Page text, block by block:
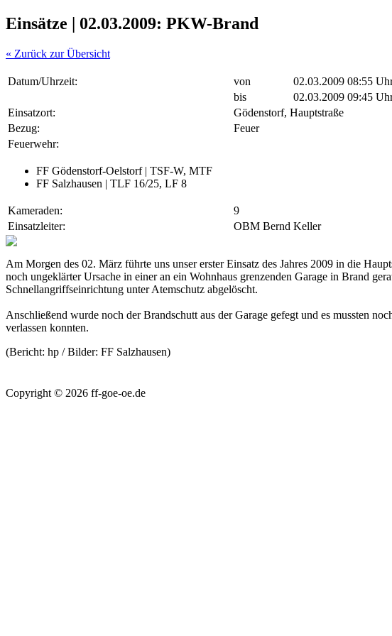
Einsätze | 02.03.2009: PKW-Brand
« Zurück zur Übersicht
Datum/Uhrzeit: von
02.03.2009 08:55
bis
02.03.2009 09:45
Einsatzort:
Gödenstorf, Hauptstraße
Bezug:
Feuer
Feuerwehr:
FF Gödenstorf-Oelstorf | TSF-W, MTF
FF Salzhausen | TLF 16/25, LF 8
Kameraden:
9
Einsatzleiter:
OBM Bernd Keller
Am Morgen des 02. März führte uns unser erster Einsatz des Jahres 2009 in die
noch ungeklärter Ursache in einer an ein Wohnhaus grenzenden Garage in Brand
Schnellangriffseinrichtung unter Atemschutz abgelöscht.
Anschließend wurde noch der Brandschutt aus der Garage gefegt und es mussten
verlassen konnten.
(Bericht: hp / Bilder: FF Salzhausen)
Copyright © 2026 ff-goe-oe.de